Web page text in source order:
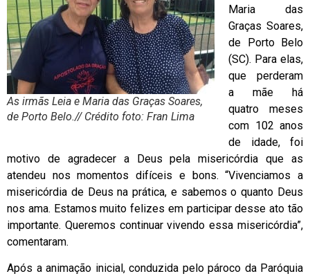
As irmãs Leia e Maria das Graças Soares,
de Porto Belo.// Crédito foto: Fran Lima
Maria das
Graças Soares,
de Porto Belo
(SC). Para elas,
que perderam
a mãe há
quatro meses
com 102 anos
de idade, foi
motivo de agradecer a Deus pela misericórdia que as
atendeu nos momentos difíceis e bons. “Vivenciamos a
misericórdia de Deus na prática, e sabemos o quanto Deus
nos ama. Estamos muito felizes em participar desse ato tão
importante. Queremos continuar vivendo essa misericórdia”,
comentaram.
Após a animação inicial, conduzida pelo pároco da Paróquia